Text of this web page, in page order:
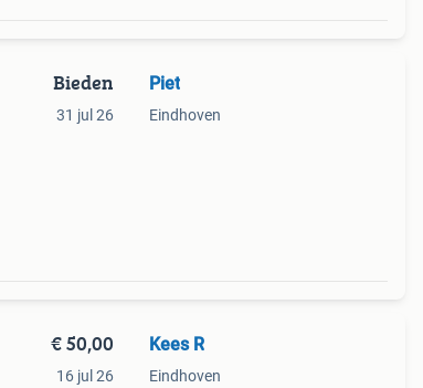
Bieden
31 jul 26
Piet
Eindhoven
€ 50,00
16 jul 26
Kees R
Eindhoven